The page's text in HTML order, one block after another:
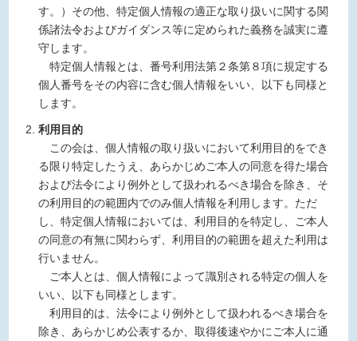
す。）その他、特定個人情報の適正な取り扱いに関する関
係諸法令およびガイダンス等に定められた義務を誠実に遵
守します。
特定個人情報とは、番号利用法第２条第８項に規定する
個人番号をその内容に含む個人情報をいい、以下も同様と
します。
利用目的
この会は、個人情報の取り扱いにおいて利用目的をでき
る限り特定したうえ、あらかじめご本人の同意を得た場合
および法令により例外として扱われるべき場合を除き、そ
の利用目的の範囲内でのみ個人情報を利用します。ただ
し、特定個人情報においては、利用目的を特定し、ご本人
の同意の有無に関わらず、利用目的の範囲を超えた利用は
行いません。
ご本人とは、個人情報によって識別される特定の個人を
いい、以下も同様とします。
利用目的は、法令により例外として扱われるべき場合を
除き、あらかじめ公表するか、取得後速やかにご本人に通